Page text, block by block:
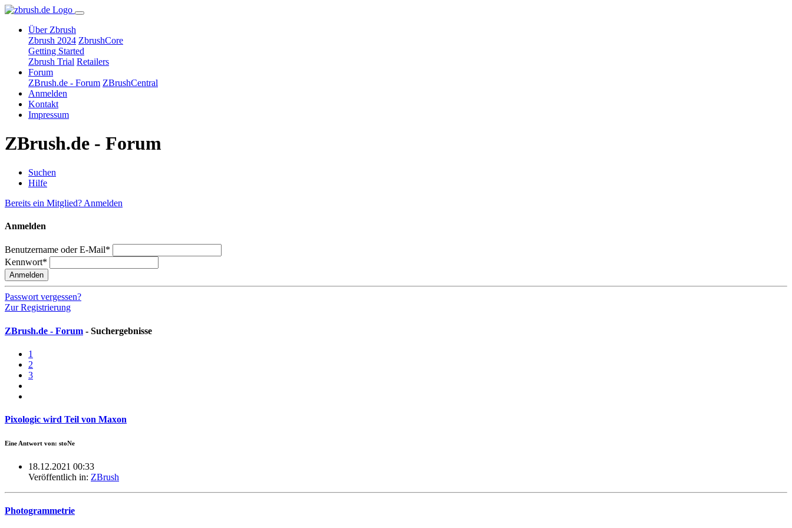
Über Zbrush
Zbrush 2024 ZbrushCore
Getting Started
Zbrush Trial Retailers
Forum
ZBrush.de - Forum ZBrushCentral
Anmelden
Kontakt
Impressum
ZBrush.de - Forum
Suchen
Hilfe
Bereits ein Mitglied? Anmelden
Anmelden
Benutzername oder E-Mail*
Kennwort*
Anmelden
Passwort vergessen?
Zur Registrierung
ZBrush.de - Forum - Suchergebnisse
1
2
3
Pixologic wird Teil von Maxon
Eine Antwort von: stoNe
18.12.2021 00:33
Veröffentlich in: ZBrush
Photogrammetrie